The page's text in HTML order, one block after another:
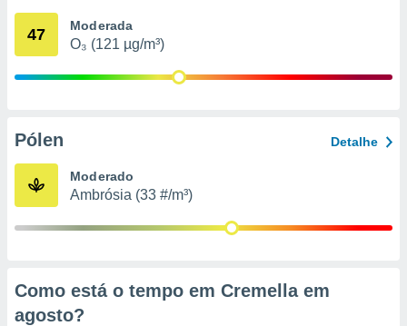
através
estudos
1199
47 Moderada
O₃ (121 µg/m³)
Pólen Detalhe
Moderado
Ambrósia (33 #/m³)
Como está o tempo em Cremella em
agosto?